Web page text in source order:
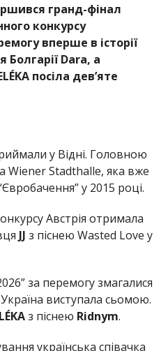
гранд-фінал
конкурсу
вперше в історії
БолгаріїDara, а
посіла дев’яте
у Відні. Головною
Wiener Stadthalle, яка вже
у 2015 році.
Австрія отримала
JJ з піснею Wasted Love у
за перемогу змагалися
виступала сьомою.
з піснею Ridnym.
українська співачка